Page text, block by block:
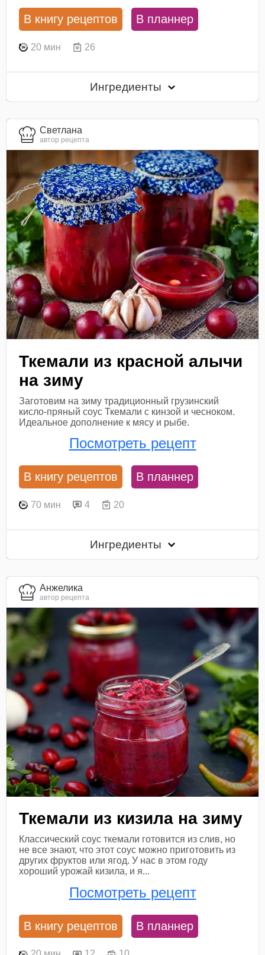
В книгу рецептов В планнер
20 мин 26
Ингредиенты
Светлана
автор рецепта
Ткемали из красной алычи
на зиму
Заготовим на зиму традиционный грузинский
кисло-пряный соус Ткемали с кинзой и чесноком.
Идеальное дополнение к мясу и рыбе.
Посмотреть рецепт
В книгу рецептов В планнер
70 мин 4 20
Ингредиенты
Анжелика
автор рецепта
Ткемали из кизила на зиму
Классический соус ткемали готовится из слив, но
не все знают, что этот соус можно приготовить из
других фруктов или ягод. У нас в этом году
хороший урожай кизила, и я...
Посмотреть рецепт
В книгу рецептов В планнер